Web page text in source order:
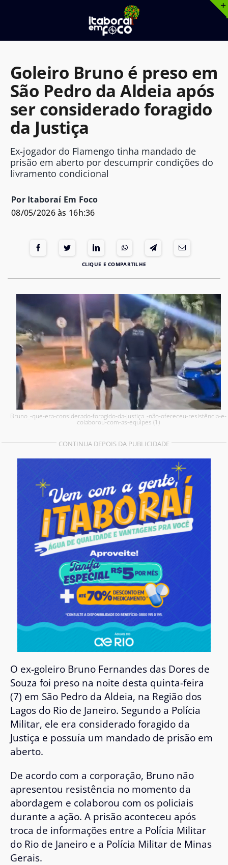
o
Goleiro Bruno é preso em
São Pedro da Aldeia após
ser considerado foragido
da Justiça
Ex-jogador do Flamengo tinha mandado de
prisão em aberto por descumprir condições do
livramento condicional
Por Itaboraí Em Foco
08/05/2026 às 16h:36
Bruno_-que-era-considerado-foragido-da-Justiça_-não-ofereceu-resistência-e-
colaborou-com-as-equipes (1)
CONTINUA DEPOIS DA PUBLICIDADE
O ex-goleiro Bruno Fernandes das Dores de
Souza foi preso na noite desta quinta-feira
(7) em São Pedro da Aldeia, na Região dos
Lagos do Rio de Janeiro. Segundo a Polícia
Militar, ele era considerado foragido da
Justiça e possuía um mandado de prisão em
aberto.
De acordo com a corporação, Bruno não
apresentou resistência no momento da
abordagem e colaborou com os policiais
durante a ação. A prisão aconteceu após
troca de informações entre a Polícia Militar
do Rio de Janeiro e a Polícia Militar de Minas
Gerais.